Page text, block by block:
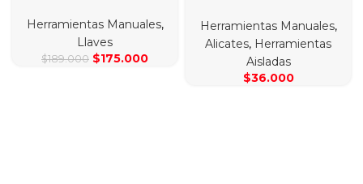
Herramientas Manuales,
Llaves
$189.000 El
$175.000El
Herramientas Manuales,
Alicates, Herramientas
Aisladas
$36.000